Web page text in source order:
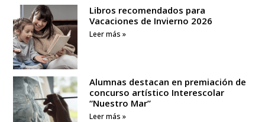
Libros recomendados para
Vacaciones de Invierno 2026
Leer más »
Alumnas destacan en premiación de
concurso artístico Interescolar
“Nuestro Mar”
Leer más »